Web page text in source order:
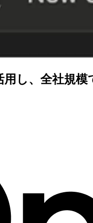
し、全社規模